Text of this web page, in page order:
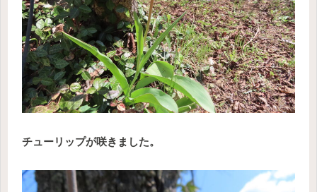
チューリップが咲きました。